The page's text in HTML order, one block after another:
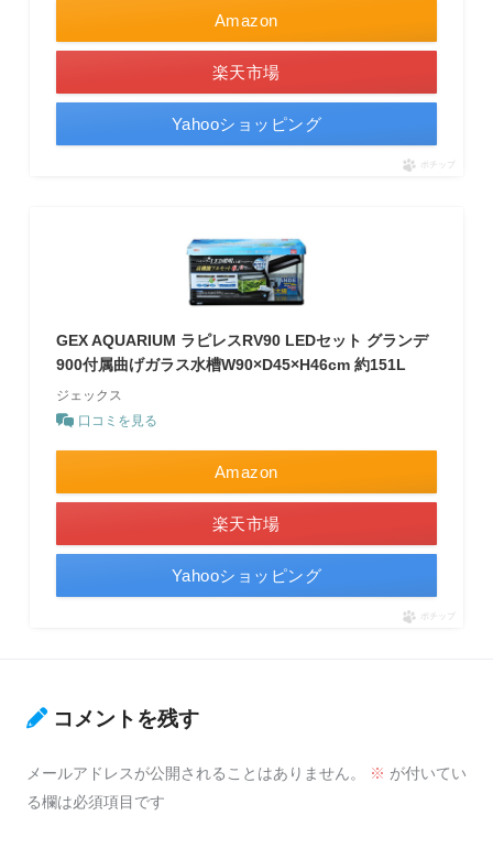
Amazon
楽天市場
Yahooショッピング
ポチップ
GEX AQUARIUM ラピレスRV90 LEDセット グランデ
900付属曲げガラス水槽W90×D45×H46cm 約151L
ジェックス
口コミを見る
Amazon
楽天市場
Yahooショッピング
ポチップ
コメントを残す
メールアドレスが公開されることはありません。 ※ が付いてい
る欄は必須項目です